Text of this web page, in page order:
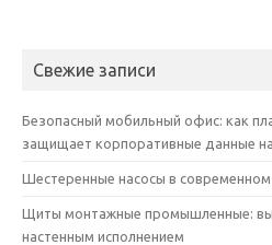
Свежие записи
Безопасный мобильный офис: как
защищает корпоративные данные
Шестеренные насосы в
Щиты монтажные промышленные:
настенным исполнением